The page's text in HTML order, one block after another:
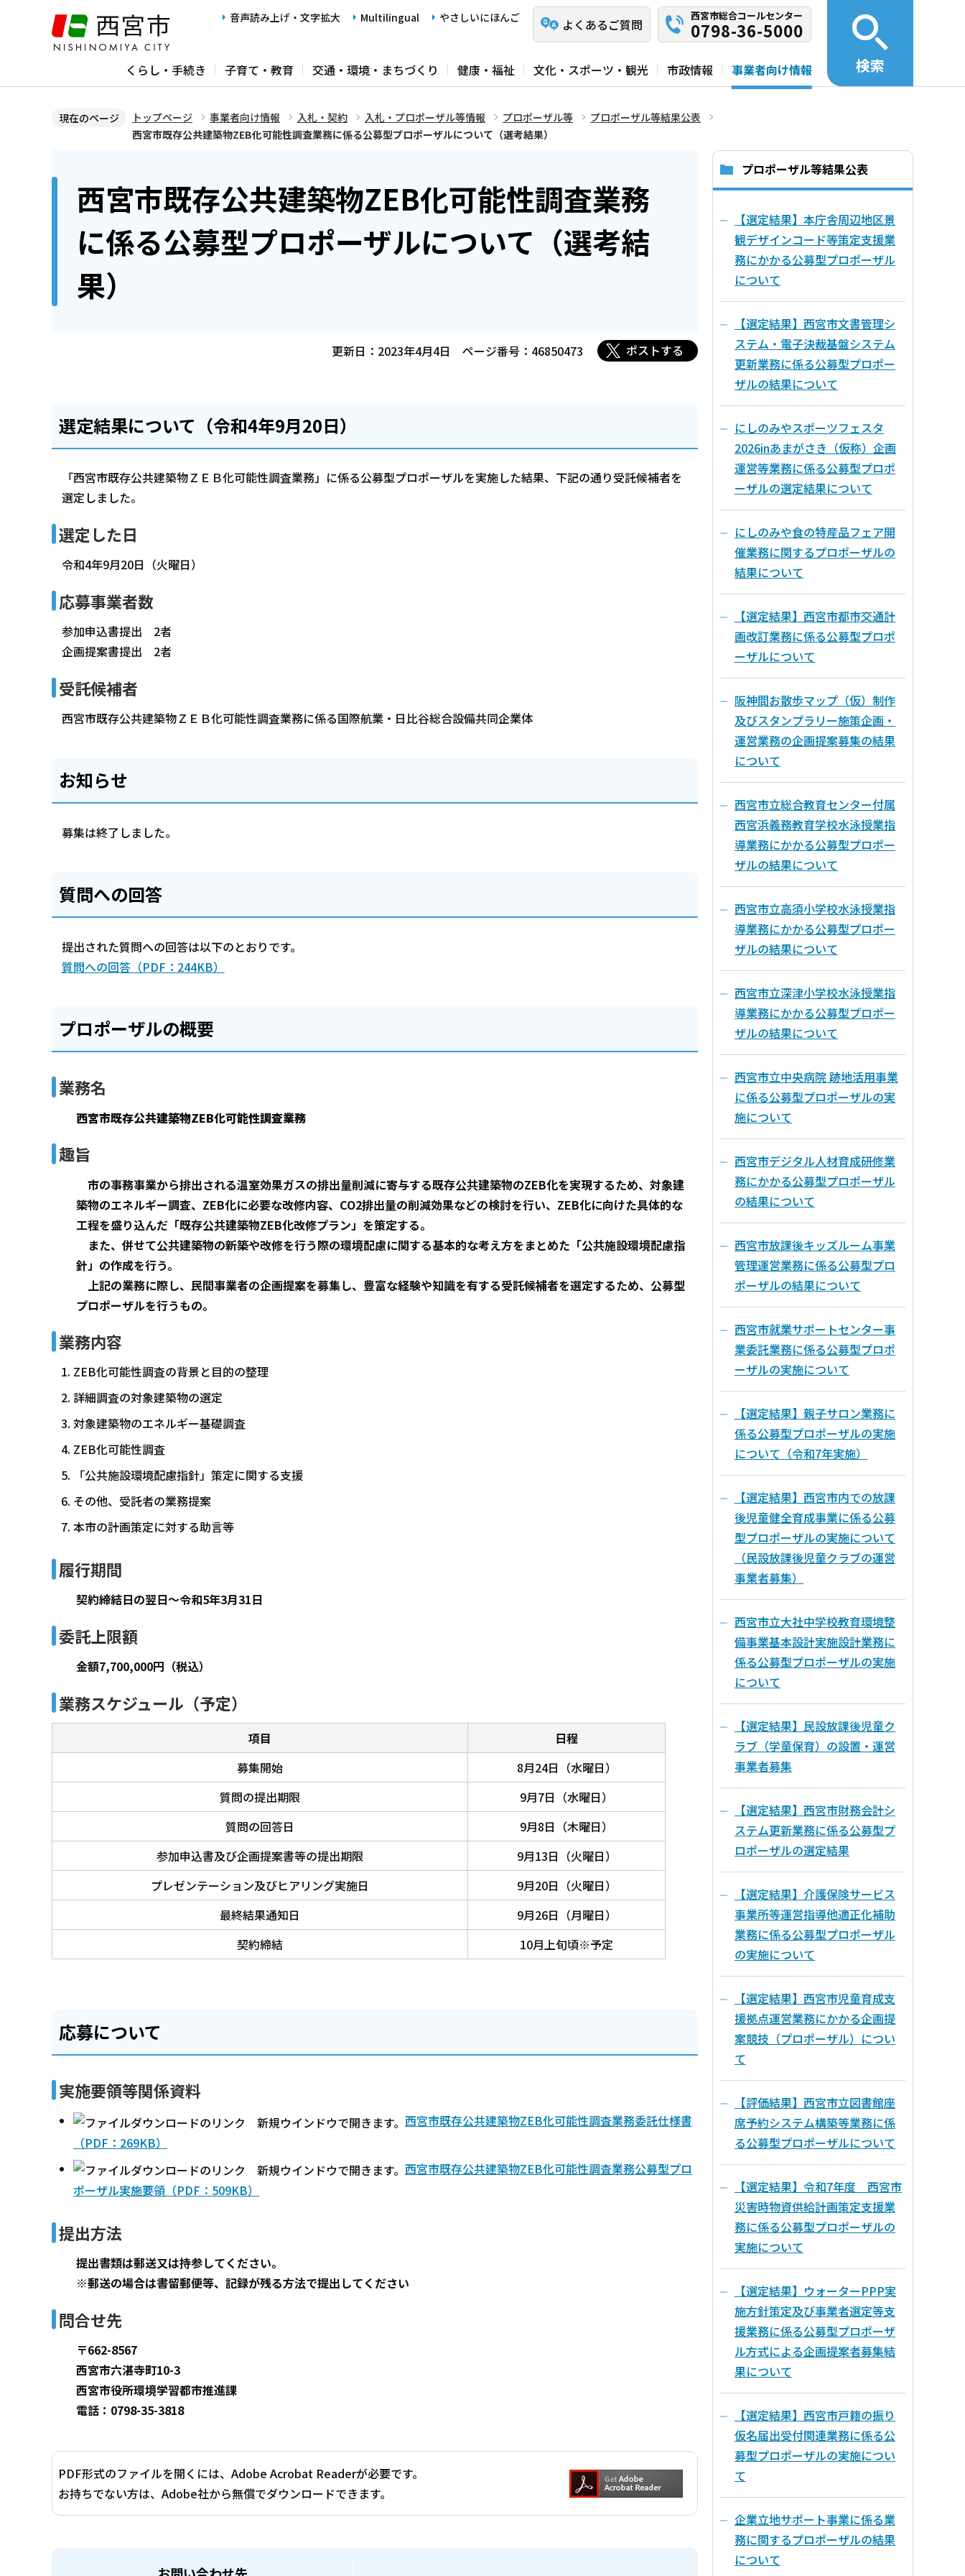
ジ
音声読み上げ・文字拡大 Multilingual やさしいにほんご よくあるご質問
西宮市総合コールセンター
0798-36-5000
くらし・手続き 子育て・教育 交通・環境・まちづくり 健康・福祉 文化・スポーツ・観光 市政情報 事業者向け情報 検索
現在のページ トップページ 事業者向け情報 入札・契約 入札・プロポーザル等情報 プロポーザル等
プロポーザル等結果公表
西宮市既存公共建築物ZEB化可能性調査業務に係る公募型プロポーザルについて（選考結果）
西宮市既存公共建築物ZEB化可能性調査業務
に係る公募型プロポーザルについて（選考結
果）
更新日：2023年4月4日 ページ番号：46850473 ポストする
選定結果について（令和4年9月20日）
「西宮市既存公共建築物ＺＥＢ化可能性調査業務」に係る公募型プロポーザルを実施した結果、下記の通り受託候補者を
選定しました。
選定した日
令和4年9月20日（火曜日）
応募事業者数
参加申込書提出 2者
企画提案書提出 2者
受託候補者
西宮市既存公共建築物ＺＥＢ化可能性調査業務に係る国際航業・日比谷総合設備共同企業体
お知らせ
募集は終了しました。
質問への回答
提出された質問への回答は以下のとおりです。
質問への回答（PDF：244KB）
プロポーザルの概要
業務名
西宮市既存公共建築物ZEB化可能性調査業務
趣旨
市の事務事業から排出される温室効果ガスの排出量削減に寄与する既存公共建築物のZEB化を実現するため、対象建
築物のエネルギー調査、ZEB化に必要な改修内容、CO2排出量の削減効果などの検討を行い、ZEB化に向けた具体的な
工程を盛り込んだ「既存公共建築物ZEB化改修プラン」を策定する。
また、併せて公共建築物の新築や改修を行う際の環境配慮に関する基本的な考え方をまとめた「公共施設環境配慮指
針」の作成を行う。
上記の業務に際し、民間事業者の企画提案を募集し、豊富な経験や知識を有する受託候補者を選定するため、公募型
プロポーザルを行うもの。
業務内容
ZEB化可能性調査の背景と目的の整理
詳細調査の対象建築物の選定
対象建築物のエネルギー基礎調査
ZEB化可能性調査
「公共施設環境配慮指針」策定に関する支援
その他、受託者の業務提案
本市の計画策定に対する助言等
履行期間
契約締結日の翌日～令和5年3月31日
委託上限額
金額7,700,000円（税込）
業務スケジュール（予定）
項目
日程
募集開始
8月24日（水曜日）
質問の提出期限
9月7日（水曜日）
質問の回答日
9月8日（木曜日）
参加申込書及び企画提案書等の提出期限
9月13日（火曜日）
プレゼンテーション及びヒアリング実施日
9月20日（火曜日）
最終結果通知日
9月26日（月曜日）
契約締結
10月上旬頃※予定
応募について
実施要領等関係資料
西宮市既存公共建築物ZEB化可能性調査業務委託仕様書
（PDF：269KB）
西宮市既存公共建築物ZEB化可能性調査業務公募型プロ
ポーザル実施要領（PDF：509KB）
提出方法
提出書類は郵送又は持参してください。
※郵送の場合は書留郵便等、記録が残る方法で提出してください
問合せ先
〒662-8567
西宮市六湛寺町10-3
西宮市役所環境学習都市推進課
電話：0798-35-3818
PDF形式のファイルを開くには、Adobe Acrobat Readerが必要です。
お持ちでない方は、Adobe社から無償でダウンロードできます。
プロポーザル等結果公表
【選定結果】本庁舎周辺地区景
観デザインコード等策定支援業
務にかかる公募型プロポーザル
について
【選定結果】西宮市文書管理シ
ステム・電子決裁基盤システム
更新業務に係る公募型プロポー
ザルの結果について
にしのみやスポーツフェスタ
2026inあまがさき（仮称）企画
運営等業務に係る公募型プロポ
ーザルの選定結果について
にしのみや食の特産品フェア開
催業務に関するプロポーザルの
結果について
【選定結果】西宮市都市交通計
画改訂業務に係る公募型プロポ
ーザルについて
阪神間お散歩マップ（仮）制作
及びスタンプラリー施策企画・
運営業務の企画提案募集の結果
について
西宮市立総合教育センター付属
西宮浜義務教育学校水泳授業指
導業務にかかる公募型プロポー
ザルの結果について
西宮市立高須小学校水泳授業指
導業務にかかる公募型プロポー
ザルの結果について
西宮市立深津小学校水泳授業指
導業務にかかる公募型プロポー
ザルの結果について
西宮市立中央病院 跡地活用事業
に係る公募型プロポーザルの実
施について
西宮市デジタル人材育成研修業
務にかかる公募型プロポーザル
の結果について
西宮市放課後キッズルーム事業
管理運営業務に係る公募型プロ
ポーザルの結果について
西宮市就業サポートセンター事
業委託業務に係る公募型プロポ
ーザルの実施について
【選定結果】親子サロン業務に
係る公募型プロポーザルの実施
について（令和7年実施）
【選定結果】西宮市内での放課
後児童健全育成事業に係る公募
型プロポーザルの実施について
（民設放課後児童クラブの運営
事業者募集）
西宮市立大社中学校教育環境整
備事業基本設計実施設計業務に
係る公募型プロポーザルの実施
について
【選定結果】民設放課後児童ク
ラブ（学童保育）の設置・運営
事業者募集
【選定結果】西宮市財務会計シ
ステム更新業務に係る公募型プ
ロポーザルの選定結果
【選定結果】介護保険サービス
事業所等運営指導他適正化補助
業務に係る公募型プロポーザル
の実施について
【選定結果】西宮市児童育成支
援拠点運営業務にかかる企画提
案競技（プロポーザル）につい
て
【評価結果】西宮市立図書館座
席予約システム構築等業務に係
る公募型プロポーザルについて
【選定結果】令和7年度 西宮市
災害時物資供給計画策定支援業
務に係る公募型プロポーザルの
実施について
【選定結果】ウォーターPPP実
施方針策定及び事業者選定等支
援業務に係る公募型プロポーザ
ル方式による企画提案者募集結
果について
【選定結果】西宮市戸籍の振り
仮名届出受付関連業務に係る公
募型プロポーザルの実施につい
て
企業立地サポート事業に係る業
務に関するプロポーザルの結果
について